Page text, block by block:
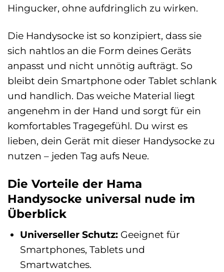
Hingucker, ohne aufdringlich zu wirken.
Die Handysocke ist so konzipiert, dass sie
sich nahtlos an die Form deines Geräts
anpasst und nicht unnötig aufträgt. So
bleibt dein Smartphone oder Tablet schlank
und handlich. Das weiche Material liegt
angenehm in der Hand und sorgt für ein
komfortables Tragegefühl. Du wirst es
lieben, dein Gerät mit dieser Handysocke zu
nutzen – jeden Tag aufs Neue.
Die Vorteile der Hama
Handysocke universal nude im
Überblick
Universeller Schutz: Geeignet für
Smartphones, Tablets und
Smartwatches.